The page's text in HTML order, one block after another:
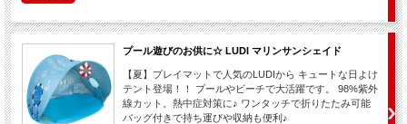
プール遊びのお供に☆ LUDI マリンサンシェイド
【夏】プレイマットで人気のLUDIから キュートな日よけ
テント登場！！ プールやビーチで大活躍です。 98%紫外
線カット。熱中症対策に♪ ワンタッチで折りたたみ可能
バッグ付きで持ち運びや収納も便利♪